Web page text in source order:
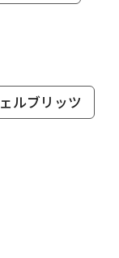
ルブリッツ